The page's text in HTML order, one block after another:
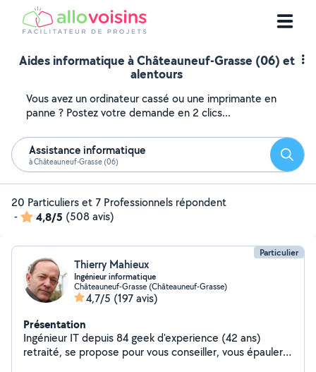
Aides informatique à Châteauneuf-Grasse (06) et
alentours
Vous avez un ordinateur cassé ou une imprimante en
panne ? Postez votre demande en 2 clics...
Assistance informatique
à Châteauneuf-Grasse (06)
20 Particuliers et 7 Professionnels répondent
-
4,8/5 (508 avis)
Particulier
Thierry Mahieux
Ingénieur informatique
Châteauneuf-Grasse (Châteauneuf-Grasse)
4,7/5 (197 avis)
Présentation
Ingénieur IT depuis 84 geek d'experience (42 ans)
retraité, se propose pour vous conseiller, vous épauler ,